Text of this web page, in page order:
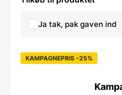
Ja tak, pak gaven ind
KAMPAGNEPRIS -25%